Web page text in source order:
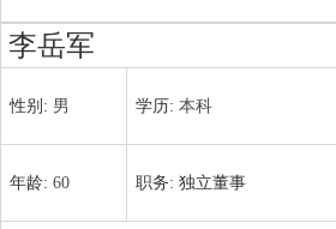
李岳军
性别: 男 学历: 本科
年龄: 60 职务: 独立董事